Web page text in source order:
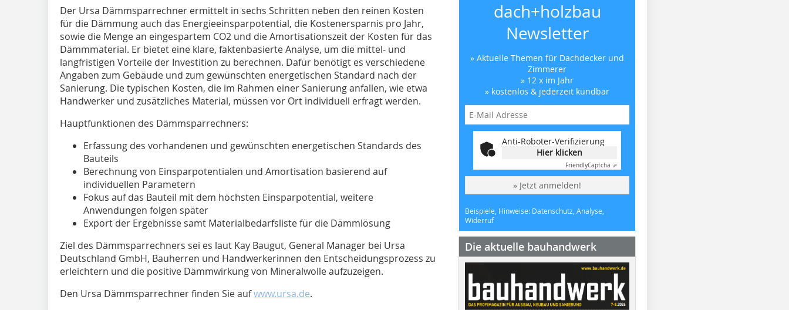
Der Ursa Dämmsparrechner ermittelt in sechs Schritten neben den reinen Kosten
für die Dämmung auch das Energieeinsparpotential, die Kostenersparnis pro Jahr,
sowie die Menge an eingespartem CO2 und die Amortisationszeit der Kosten für das
Dämmmaterial. Er bietet eine klare, faktenbasierte Analyse, um die mittel- und
langfristigen Vorteile der Investition zu berechnen. Dafür benötigt es verschiedene
Angaben zum Gebäude und zum gewünschten energetischen Standard nach der
Sanierung. Die typischen Kosten, die im Rahmen einer Sanierung anfallen, wie etwa
Handwerker und zusätzliches Material, müssen vor Ort individuell erfragt werden.
Hauptfunktionen des Dämmsparrechners:
Erfassung des vorhandenen und gewünschten energetischen Standards des
Bauteils
Berechnung von Einsparpotentialen und Amortisation basierend auf
individuellen Parametern
Fokus auf das Bauteil mit dem höchsten Einsparpotential, weitere
Anwendungen folgen später
Export der Ergebnisse samt Materialbedarfsliste für die Dämmlösung
Ziel des Dämmsparrechners sei es laut Kay Baugut, General Manager bei Ursa
Deutschland GmbH, Bauherren und Handwerkerinnen den Entscheidungsprozess zu
erleichtern und die positive Dämmwirkung von Mineralwolle aufzuzeigen.
Den Ursa Dämmsparrechner finden Sie aufwww.ursa.de.
dach+holzbau
Newsletter
» Aktuelle Themen für Dachdecker und
Zimmerer
» 12 x im Jahr
» kostenlos & jederzeit kündbar
Anti-Roboter-Verifizierung
Hier klicken
FriendlyCaptcha ⇗
» Jetzt anmelden!
Beispiele, Hinweise: Datenschutz, Analyse,
Widerruf
Die aktuelle bauhandwerk